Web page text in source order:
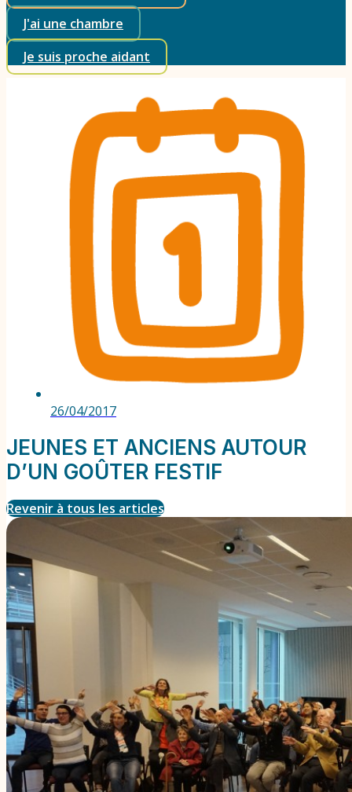
J'ai une chambre
Je suis proche aidant
26/04/2017
JEUNES ET ANCIENS AUTOUR
D’UN GOÛTER FESTIF
Revenir à tous les articles